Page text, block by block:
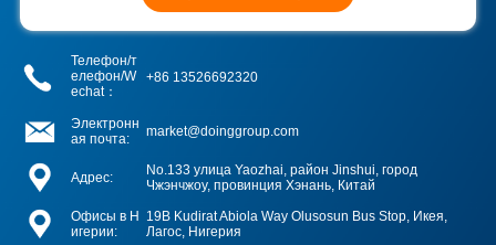
Телефон/т
елефон/W
echat：
+86 13526692320
Электронн
ая почта:
market@doinggroup.com
Адрес:
No.133 улица Yaozhai, район Jinshui, город
Чжэнчжоу, провинция Хэнань, Китай
Офисы в Н
игерии:
19B Kudirat Abiola Way Olusosun Bus Stop, Икея,
Лагос, Нигерия